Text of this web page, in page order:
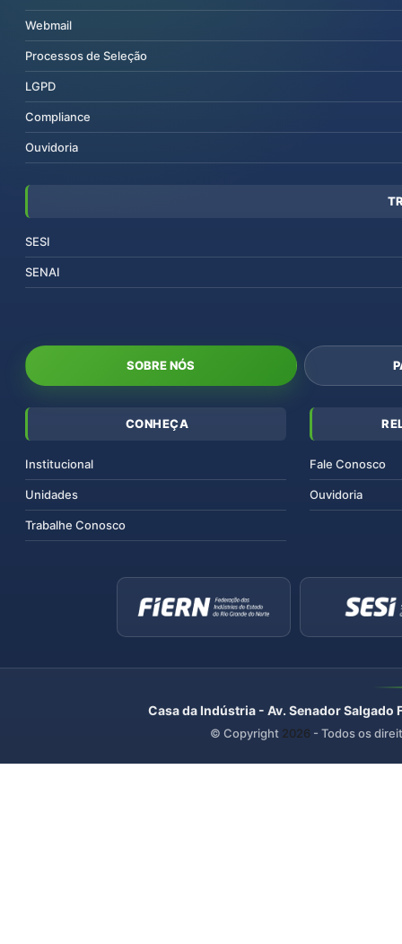
Webmail
Processos de Seleção
LGPD
Compliance
Ouvidoria
SESI
SENAI
SOBRE NÓS
CONHEÇA
Institucional
Unidades
Trabalhe Conosco
Fale Conosco
Ouvidoria
Casa da Indústria - Av. Senador
© Copyright 2026 - Todos os